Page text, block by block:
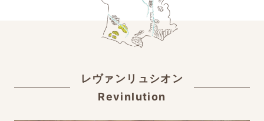
レヴァンリュシオン
Revinlution